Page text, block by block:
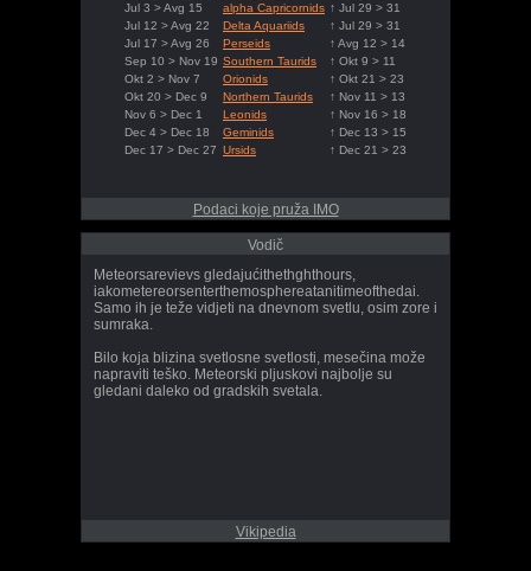
Jul 3 > Avg 15
alpha Capricornids ↑ Jul 29 > 31
Jul 12 > Avg 22
Delta Aquariids
↑ Jul 29 > 31
Jul 17 > Avg 26
Perseids
↑ Avg 12 > 14
Sep 10 > Nov 19 Southern Taurids
↑ Okt 9 > 11
Okt 2 > Nov 7
Orionids
↑ Okt 21 > 23
Okt 20 > Dec 9
Northern Taurids
↑ Nov 11 > 13
Nov 6 > Dec 1
Leonids
↑ Nov 16 > 18
Dec 4 > Dec 18
Geminids
↑ Dec 13 > 15
Dec 17 > Dec 27 Ursids ↑ Dec 21 > 23
Podaci koje pruža IMO
Vodič
Meteorsarevievs gledajućithethghthours,
iakometereorsenterthemosphereatanitimeofthedai.
Samo ih je teže vidjeti na dnevnom svetlu, osim zore i
sumraka.
Bilo koja blizina svetlosne svetlosti, mesečina može
napraviti teško. Meteorski pljuskovi najbolje su
gledani daleko od gradskih svetala.
Vikipedia